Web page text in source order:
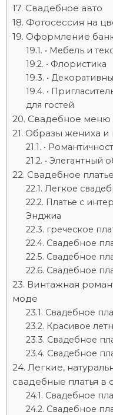
Свадебное авто
Фотосессия на
Оформление
• Мебель и
• Флористика
•
•
для гостей
Свадебное меню
Образы жениха и
•
• Элегантный
Свадебное
Легкое
Платье с
Энджиа
греческое
Свадебное
Свадебное
Свадебное
Винтажная
моде
Свадебное
Красивое
Свадебное
Свадебное
Легкие,
свадебные платья в
Свадебное
Свадебное